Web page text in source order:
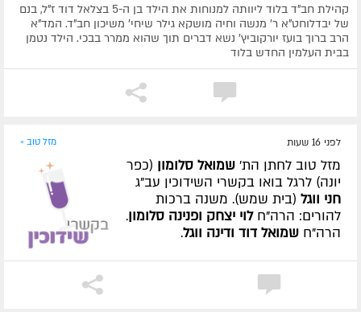
קהילת חב"ד בלוד ליוותה למנוחות את הילד בן ה-5 בצלאל דוד ז"ל, בנם
של יבדלוחט"א ר' מנשה וחיה מושקא גילר שיחי' משיכון חב"ד. המד"א
הרב ברוך בועז יורקוביץ' נשא דברים תוך שהוא ממרר בבכי. הילד נטמן
בבית העלמין החדש בלוד
לפני 16 שעות מזל טוב »
מזל טוב לחתן הת' שמואל סלומון (כפר
יונה) לרגל בואו בקשרי השידוכין עב"ג
חני ווגל (בית שמש). משנה ברכות
להורים: הרה"חלוי יצחק ופנינה סלומון.
הרה"ח שמואל דוד ודינה ווגל.